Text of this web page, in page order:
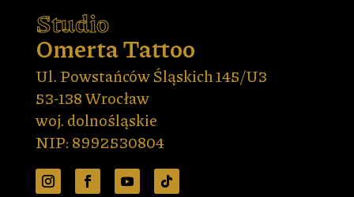
Studio
Omerta Tattoo
Ul. Powstańców Śląskich 145/U3
53-138 Wrocław
woj. dolnośląskie
NIP: 8992530804